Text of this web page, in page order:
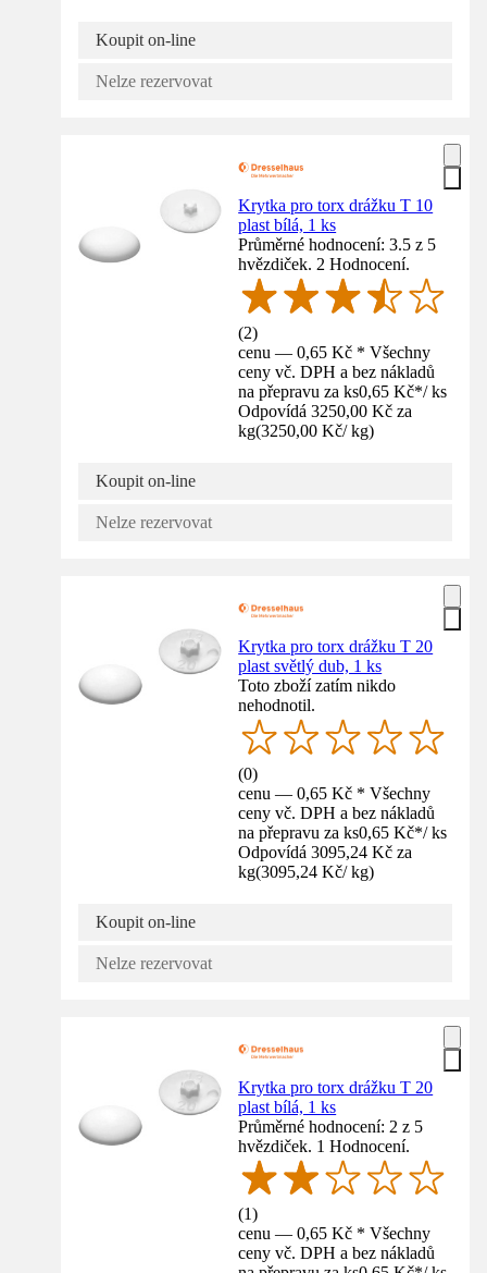
Koupit on-line
Nelze rezervovat
Krytka pro torx drážku T 10
plast bílá, 1 ks
Průměrné hodnocení: 3.5 z 5
hvězdiček. 2 Hodnocení.
(2)
cenu — 0,65 Kč * Všechny
ceny vč. DPH a bez nákladů
na přepravu za ks0,65 Kč*/ ks
Odpovídá 3250,00 Kč za
kg(3250,00 Kč/ kg)
Koupit on-line
Nelze rezervovat
Krytka pro torx drážku T 20
plast světlý dub, 1 ks
Toto zboží zatím nikdo
nehodnotil.
(0)
cenu — 0,65 Kč * Všechny
ceny vč. DPH a bez nákladů
na přepravu za ks0,65 Kč*/ ks
Odpovídá 3095,24 Kč za
kg(3095,24 Kč/ kg)
Koupit on-line
Nelze rezervovat
Krytka pro torx drážku T 20
plast bílá, 1 ks
Průměrné hodnocení: 2 z 5
hvězdiček. 1 Hodnocení.
(1)
cenu — 0,65 Kč * Všechny
ceny vč. DPH a bez nákladů